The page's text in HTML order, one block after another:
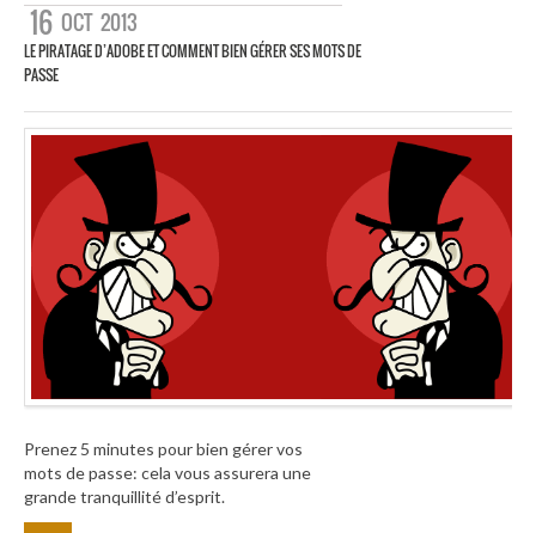
16 OCT 2013
LE PIRATAGE D’ADOBE ET COMMENT BIEN GÉRER SES MOTS DE
PASSE
Prenez 5 minutes pour bien gérer vos
mots de passe: cela vous assurera une
grande tranquillité d’esprit.